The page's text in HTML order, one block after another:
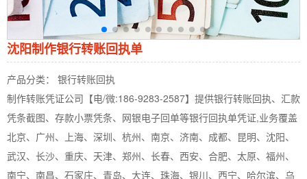
沈阳制作银行转账回执单
产品分类： 银行转账回执
制作转账凭证公司【电/微:186-9283-2587】提供银行转账回执、汇款
凭条截图、存款小票凭条、网银电子回单等银行回执单凭证,业务覆盖
北京、广州、上海、深圳、杭州、南京、济南、成都、昆明、沈阳、
武汉、长沙、重庆、天津、郑州、长春、西安、合肥、太原、福州、
南宁、南昌、石家庄、青岛、大连、珠海、银川、西宁、哈尔滨、乌